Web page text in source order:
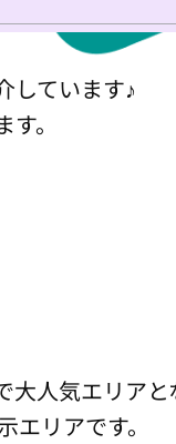
しています♪
。
人気エリアと
エリアです。